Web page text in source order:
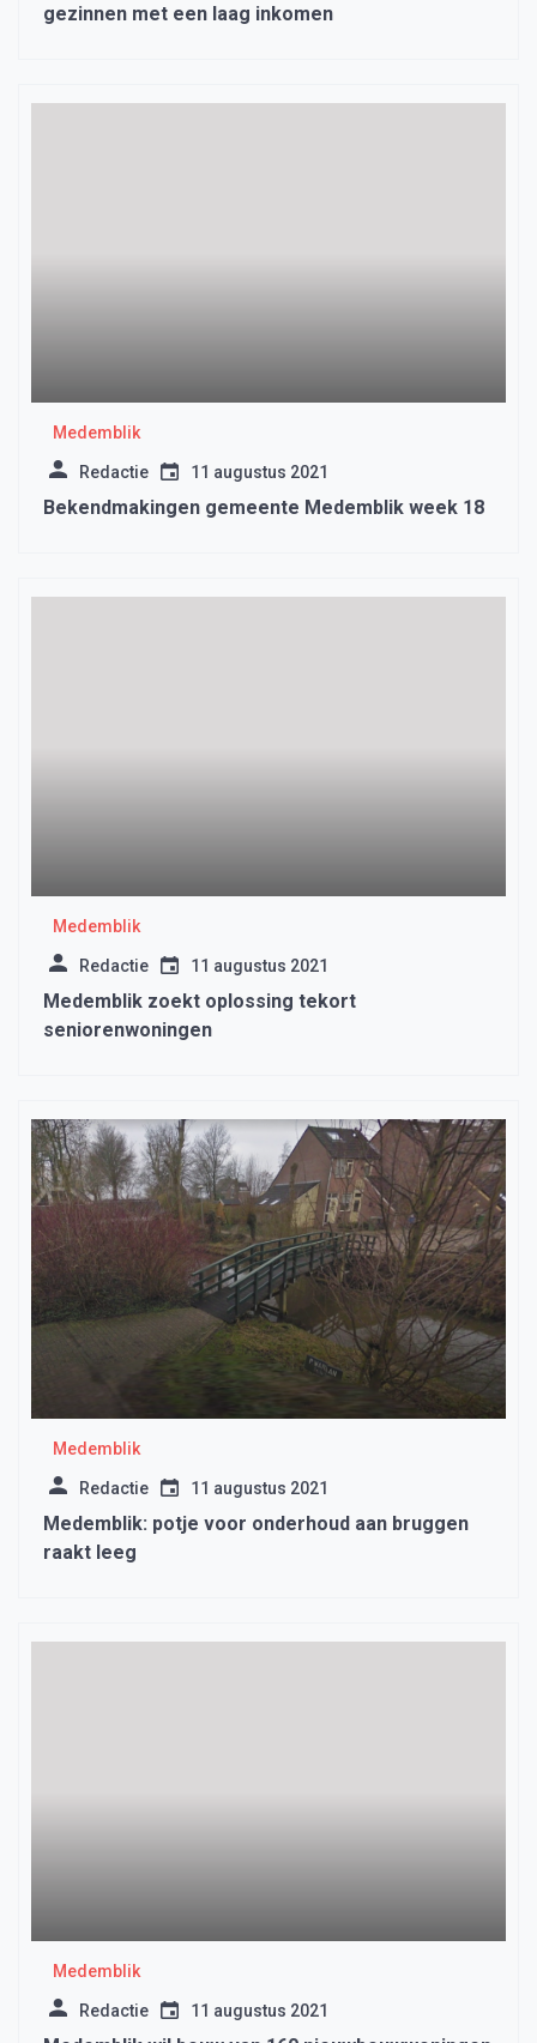
gezinnen met een laag inkomen
Medemblik
Redactie 11 augustus 2021
Bekendmakingen gemeente Medemblik week 18
Medemblik
Redactie 11 augustus 2021
Medemblik zoekt oplossing tekort
seniorenwoningen
Medemblik
Redactie 11 augustus 2021
Medemblik: potje voor onderhoud aan bruggen
raakt leeg
Medemblik
Redactie 11 augustus 2021